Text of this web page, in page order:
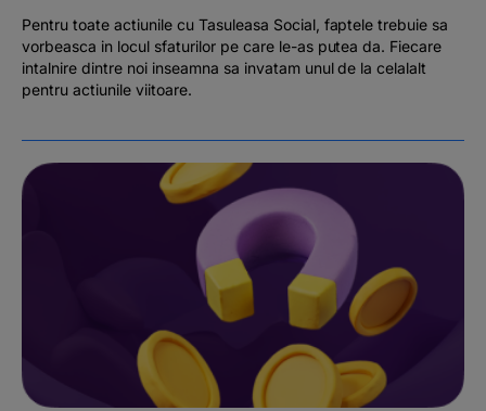
Pentru toate actiunile cu Tasuleasa Social, faptele trebuie sa
vorbeasca in locul sfaturilor pe care le-as putea da. Fiecare
intalnire dintre noi inseamna sa invatam unul de la celalalt
pentru actiunile viitoare.